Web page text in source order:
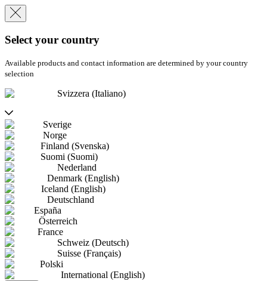
Select your country
Available products and contact information are determined by your country
selection
Svizzera (Italiano)
Sverige
Norge
Finland (Svenska)
Suomi (Suomi)
Nederland
Denmark (English)
Iceland (English)
Deutschland
España
Österreich
France
Schweiz (Deutsch)
Suisse (Français)
Polski
International (English)